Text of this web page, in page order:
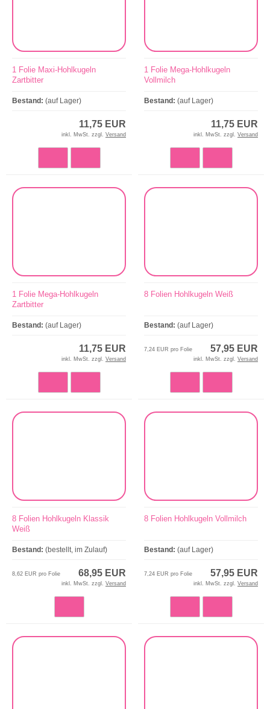
1 Folie Maxi-Hohlkugeln
Zartbitter
Bestand: (auf Lager)
11,75 EUR
inkl. MwSt. zzgl. Versand
1 Folie Mega-Hohlkugeln
Vollmilch
Bestand: (auf Lager)
11,75 EUR
inkl. MwSt. zzgl. Versand
1 Folie Mega-Hohlkugeln
Zartbitter
Bestand: (auf Lager)
11,75 EUR
inkl. MwSt. zzgl. Versand
8 Folien Hohlkugeln Weiß
Bestand: (auf Lager)
57,95 EUR
7,24 EUR pro Folie
inkl. MwSt. zzgl. Versand
8 Folien Hohlkugeln Klassik
Weiß
Bestand: (bestellt, im Zulauf)
68,95 EUR
8,62 EUR pro Folie
inkl. MwSt. zzgl. Versand
8 Folien Hohlkugeln Vollmilch
Bestand: (auf Lager)
57,95 EUR
7,24 EUR pro Folie
inkl. MwSt. zzgl. Versand